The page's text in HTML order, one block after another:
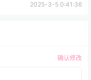
2025-3-5 0:41:36
确认修改